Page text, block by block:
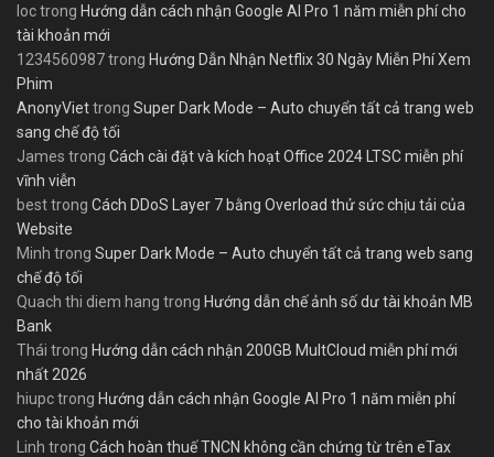
loctrong Hướng dẫn cách nhận Google AI Pro 1 năm miễn phí cho
tài khoản mới
1234560987trong Hướng Dẫn Nhận Netflix 30 Ngày Miễn Phí Xem
Phim
AnonyViettrong Super Dark Mode – Auto chuyển tất cả trang web
sang chế độ tối
James trong Cách cài đặt và kích hoạt Office 2024 LTSC miễn phí
vĩnh viễn
besttrong Cách DDoS Layer 7 bằng Overload thử sức chịu tải của
Website
Minh trong Super Dark Mode – Auto chuyển tất cả trang web sang
chế độ tối
Quach thi diem hang trong Hướng dẫn chế ảnh số dư tài khoản MB
Bank
Thái trong Hướng dẫn cách nhận 200GB MultCloud miễn phí mới
nhất 2026
hiupctrong Hướng dẫn cách nhận Google AI Pro 1 năm miễn phí
cho tài khoản mới
Linh trong Cách hoàn thuế TNCN không cần chứng từ trên eTax